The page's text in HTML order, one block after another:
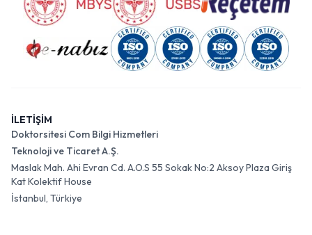
İLETİŞİM
Doktorsitesi Com Bilgi Hizmetleri
Teknoloji ve Ticaret A.Ş.
Maslak Mah. Ahi Evran Cd. A.O.S 55 Sokak No:2 Aksoy Plaza Giriş
Kat Kolektif House
İstanbul, Türkiye